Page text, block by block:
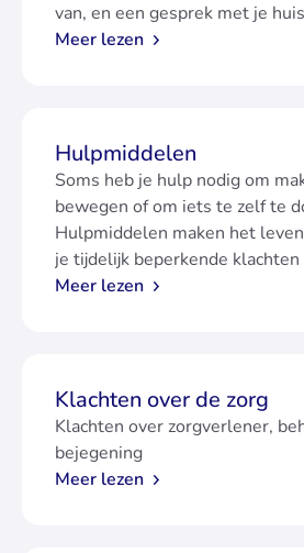
van, en een gesprek met je
Meer lezen
Hulpmiddelen
Soms heb je hulp nodig om
bewegen of om iets te zelf te
Hulpmiddelen maken het
je tijdelijk beperkende
ervoor dat je weer mee kunt
Meer lezen
Klachten over de zorg
Klachten over zorgverlener,
bejegening
Meer lezen